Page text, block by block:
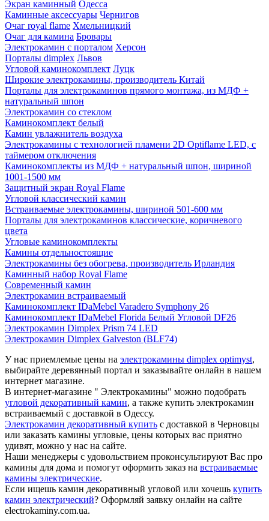
Экран каминный Одесса
Каминные аксессуары Чернигов
Очаг royal flame Хмельницкий
Очаг для камина Бровары
Электрокамин с порталом Херсон
Порталы dimplex Львов
Угловой каминокомплект Луцк
Широкие электрокамины, производитель Китай
Порталы для электрокаминов прямого монтажа, из МДФ +
натуральный шпон
Электрокамин со стеклом
Каминокомплект белый
Камин увлажнитель воздуха
Электрокамины с технологией пламени 2D Optiflame LED, с
таймером отключения
Каминокомплекты из МДФ + натуральный шпон, шириной
1001-1500 мм
Защитный экран Royal Flame
Угловой классический камин
Встраиваемые электрокамины, шириной 501-600 мм
Порталы для электрокаминов классические, коричневого
цвета
Угловые каминокомплекты
Камины отдельностоящие
Электрокамины без обогрева, производитель Ирландия
Каминный набор Royal Flame
Современный камин
Электрокамин встраиваемый
Каминокомплект IDaMebel Varadero Symphony 26
Каминокомплект IDaMebel Florida Белый Угловой DF26
Электрокамин Dimplex Prism 74 LED
Электрокамин Dimplex Galveston (BLF74)
У нас приемлемые цены на электрокамины dimplex optimyst,
выбирайте деревянный портал и заказывайте онлайн в нашем
интернет магазине.
В интернет-магазине " Электрокамины" можно подобрать
угловой декоративный камин, а также купить электрокамин
встраиваемый с доставкой в Одессу.
Электрокамин декоративный купить с доставкой в Черновцы
или заказать камины угловые, цены которых вас приятно
удивят, можно у нас на сайте.
Наши менеджеры с удовольствием проконсультируют Вас про
камины для дома и помогут оформить заказ на встраиваемые
камины электрические.
Если ищешь камин декоративный угловой или хочешь купить
камин электрический? Оформляй заявку онлайн на сайте
electrokaminy.com.ua.